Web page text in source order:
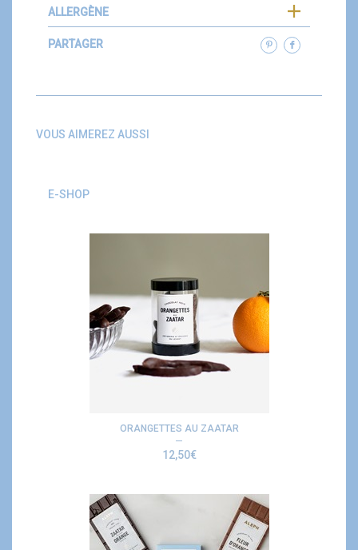
ALLERGÈNE
PARTAGER
VOUS AIMEREZ AUSSI
E-SHOP
ORANGETTES AU ZAATAR
12,50€